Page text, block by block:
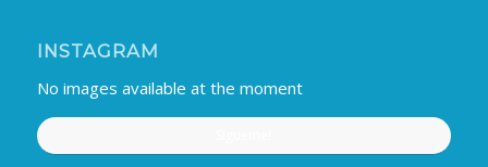
INSTAGRAM
No images available at the moment